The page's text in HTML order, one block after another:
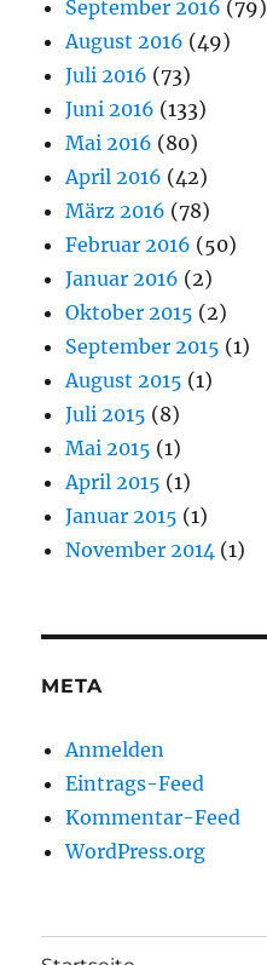
September 2016 (79)
August 2016 (49)
Juli 2016 (73)
Juni 2016 (133)
Mai 2016 (80)
April 2016 (42)
März 2016 (78)
Februar 2016 (50)
Januar 2016 (2)
Oktober 2015 (2)
September 2015 (1)
August 2015 (1)
Juli 2015 (8)
Mai 2015 (1)
April 2015 (1)
Januar 2015 (1)
November 2014 (1)
META
Anmelden
Eintrags-Feed
Kommentar-Feed
WordPress.org